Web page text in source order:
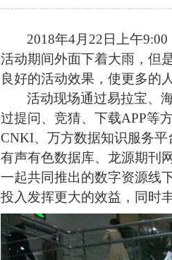
2018年4月22日上午
活动期间外面下着大雨，但
良好的活动效果，使更多的
活动现场通过易拉宝、
过提问、竞猜、下载APP等
CNKI、万方数据知识服务平
有声有色数据库、龙源期刊
一起共同推出的数字资源线
投入发挥更大的效益，同时